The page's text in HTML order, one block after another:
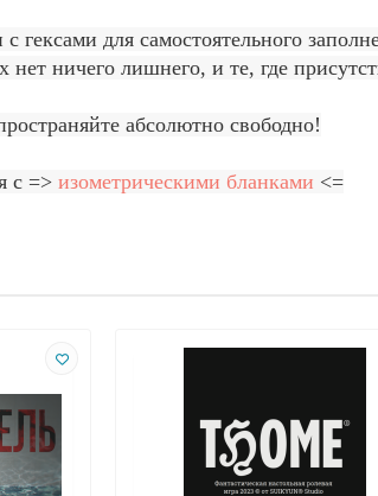
гексами для самостоятельного
нет ничего лишнего, и те, где
абсолютно свободно!
с => изометрическими бланками <=